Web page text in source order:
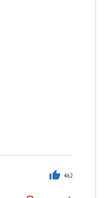
462